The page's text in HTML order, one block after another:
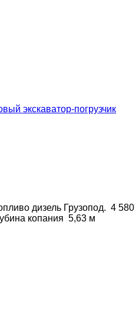
экскаватор-погрузчик
дизель Грузопод. 4 580
копания 5,63 м